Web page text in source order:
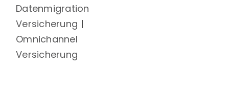
Datenmigration
Versicherung |
Omnichannel
Versicherung